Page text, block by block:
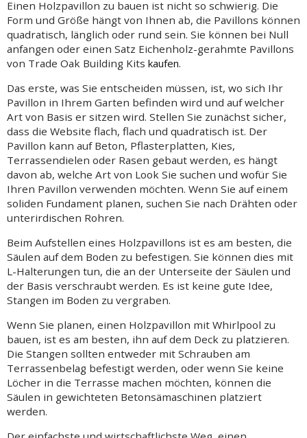
Einen Holzpavillon zu bauen ist nicht so schwierig. Die
Form und Größe hängt von Ihnen ab, die Pavillons können
quadratisch, länglich oder rund sein. Sie können bei Null
anfangen oder einen Satz Eichenholz-gerahmte Pavillons
von Trade Oak Building Kits kaufen.
Das erste, was Sie entscheiden müssen, ist, wo sich Ihr
Pavillon in Ihrem Garten befinden wird und auf welcher
Art von Basis er sitzen wird. Stellen Sie zunächst sicher,
dass die Website flach, flach und quadratisch ist. Der
Pavillon kann auf Beton, Pflasterplatten, Kies,
Terrassendielen oder Rasen gebaut werden, es hängt
davon ab, welche Art von Look Sie suchen und wofür Sie
Ihren Pavillon verwenden möchten. Wenn Sie auf einem
soliden Fundament planen, suchen Sie nach Drähten oder
unterirdischen Rohren.
Beim Aufstellen eines Holzpavillons ist es am besten, die
Säulen auf dem Boden zu befestigen. Sie können dies mit
L-Halterungen tun, die an der Unterseite der Säulen und
der Basis verschraubt werden. Es ist keine gute Idee,
Stangen im Boden zu vergraben.
Wenn Sie planen, einen Holzpavillon mit Whirlpool zu
bauen, ist es am besten, ihn auf dem Deck zu platzieren.
Die Stangen sollten entweder mit Schrauben am
Terrassenbelag befestigt werden, oder wenn Sie keine
Löcher in die Terrasse machen möchten, können die
Säulen in gewichteten Betonsämaschinen platziert
werden.